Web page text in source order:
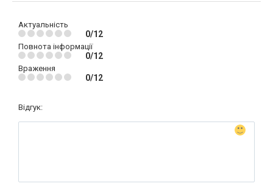
Актуальність
0/12
Повнота інформації
0/12
Враження
0/12
Відгук: